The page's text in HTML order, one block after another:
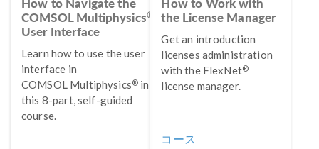
COMSOL Multiphysics®
User Interface
Learn how to use the user
interface in
COMSOL Multiphysics® in
this 8-part, self-guided
course.
the License Manager
Get an introduction
licenses administration
with the FlexNet®
license manager.
コース